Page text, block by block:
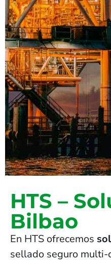
HTS –
Bilbao
En HTS ofrecemos
sellado seguro multi-